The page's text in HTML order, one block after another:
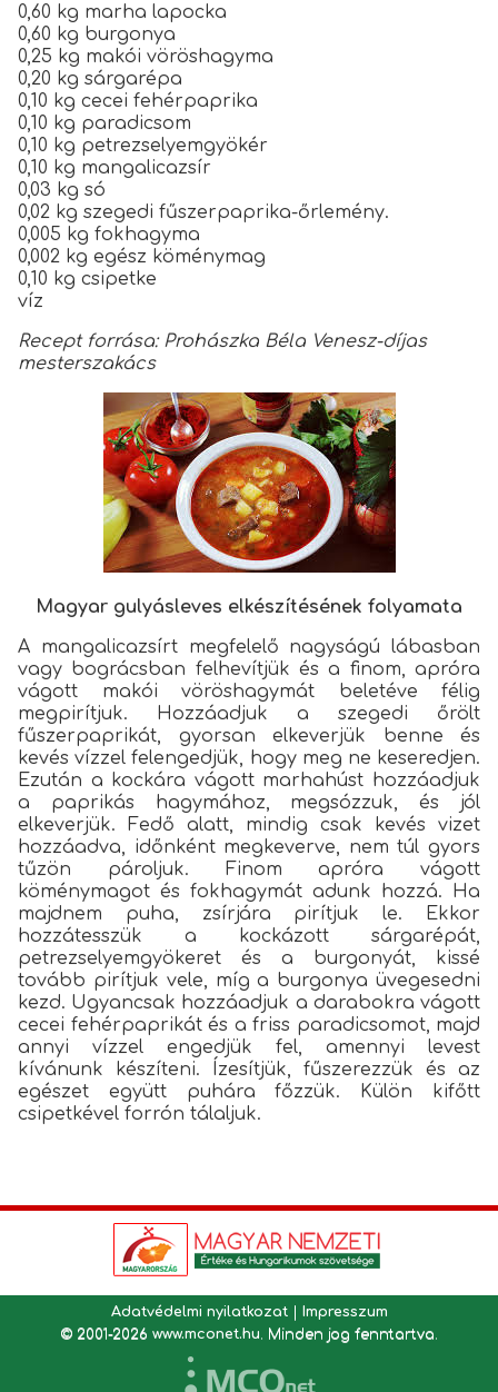
0,60 kg marha lapocka
0,60 kg burgonya
0,25 kg makói vöröshagyma
0,20 kg sárgarépa
0,10 kg cecei fehérpaprika
0,10 kg paradicsom
0,10 kg petrezselyemgyökér
0,10 kg mangalicazsír
0,03 kg só
0,02 kg szegedi fűszerpaprika-őrlemény.
0,005 kg fokhagyma
0,002 kg egész köménymag
0,10 kg csipetke
víz
Recept forrása: Prohászka Béla Venesz-díjas
mesterszakács
Magyar gulyásleves elkészítésének folyamata
A mangalicazsírt megfelelő nagyságú lábasban
vagy bográcsban felhevítjük és a finom, apróra
vágott makói vöröshagymát beletéve félig
megpirítjuk. Hozzáadjuk a szegedi őrölt
fűszerpaprikát, gyorsan elkeverjük benne és
kevés vízzel felengedjük, hogy meg ne keseredjen.
Ezután a kockára vágott marhahúst hozzáadjuk
a paprikás hagymához, megsózzuk, és jól
elkeverjük. Fedő alatt, mindig csak kevés vizet
hozzáadva, időnként megkeverve, nem túl gyors
tűzön pároljuk. Finom apróra vágott
köménymagot és fokhagymát adunk hozzá. Ha
majdnem puha, zsírjára pirítjuk le. Ekkor
hozzátesszük a kockázott sárgarépát,
petrezselyemgyökeret és a burgonyát, kissé
tovább pirítjuk vele, míg a burgonya üvegesedni
kezd. Ugyancsak hozzáadjuk a darabokra vágott
cecei fehérpaprikát és a friss paradicsomot, majd
annyi vízzel engedjük fel, amennyi levest
kívánunk készíteni. Ízesítjük, fűszerezzük és az
egészet együtt puhára főzzük. Külön kifőtt
csipetkével forrón tálaljuk.
Adatvédelmi nyilatkozat|
Impresszum
© 2001-2026 www.mconet.hu. Minden jog fenntartva.